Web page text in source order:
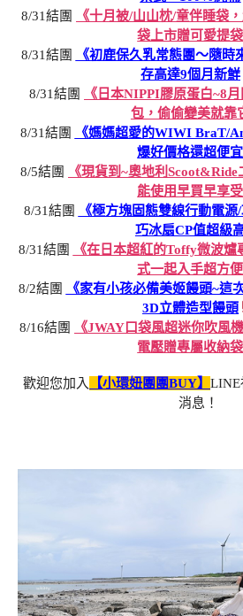
8/31結團
《十月被/山山枕/童伴睡袋
袋上市贈可愛提袋
8/31結團
《初鹿保久乳常態團～隨
存高達9個月新鮮
8/31結團
《日本NIPPI膠原蛋白~8
包，偷偷變美就靠
8/31結團
《媽媽超愛的WIWI BraT/
爆好價格還超便宜
8/5結團
《現貨到~奧地利
能使用早買早享受
8/31結團
《極方塊固態雙線行動電
巧冰扇CP值超級
8/31結團
《在日本超紅的Toffy微波
式一起入手超方便
8/2結團
《家有小孩必備美姬饅頭~這
3D立體造型饅頭
8/16結團
《JWAY口袋風超迷你吹風
電壓贈專屬收納袋
歡迎您加入 【小環妞團團BUY】 LINE
消息！